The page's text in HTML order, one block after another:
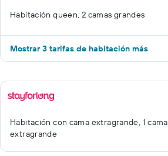
Habitación queen, 2 camas grandes
Mostrar 3 tarifas de habitación más
Habitación con cama extragrande, 1 cama
extragrande